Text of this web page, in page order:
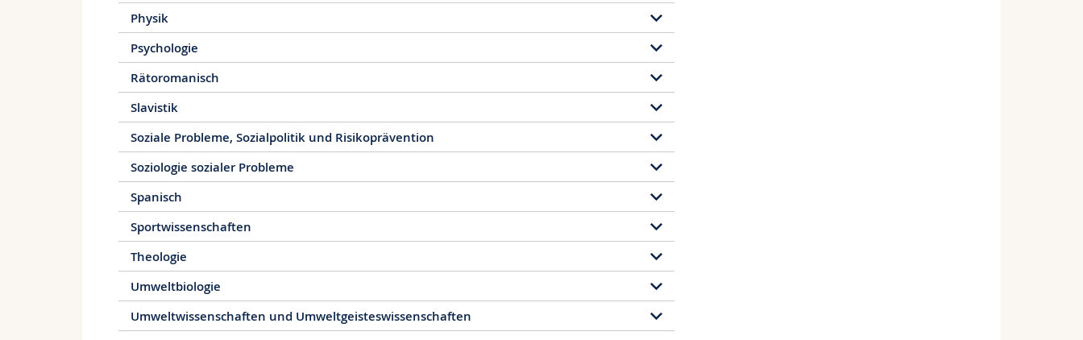
Physik
Psychologie
Rätoromanisch
Slavistik
Soziale Probleme, Sozialpolitik und Risikoprävention
Soziologie sozialer Probleme
Spanisch
Sportwissenschaften
Theologie
Umweltbiologie
Umweltwissenschaften und Umweltgeisteswissenschaften